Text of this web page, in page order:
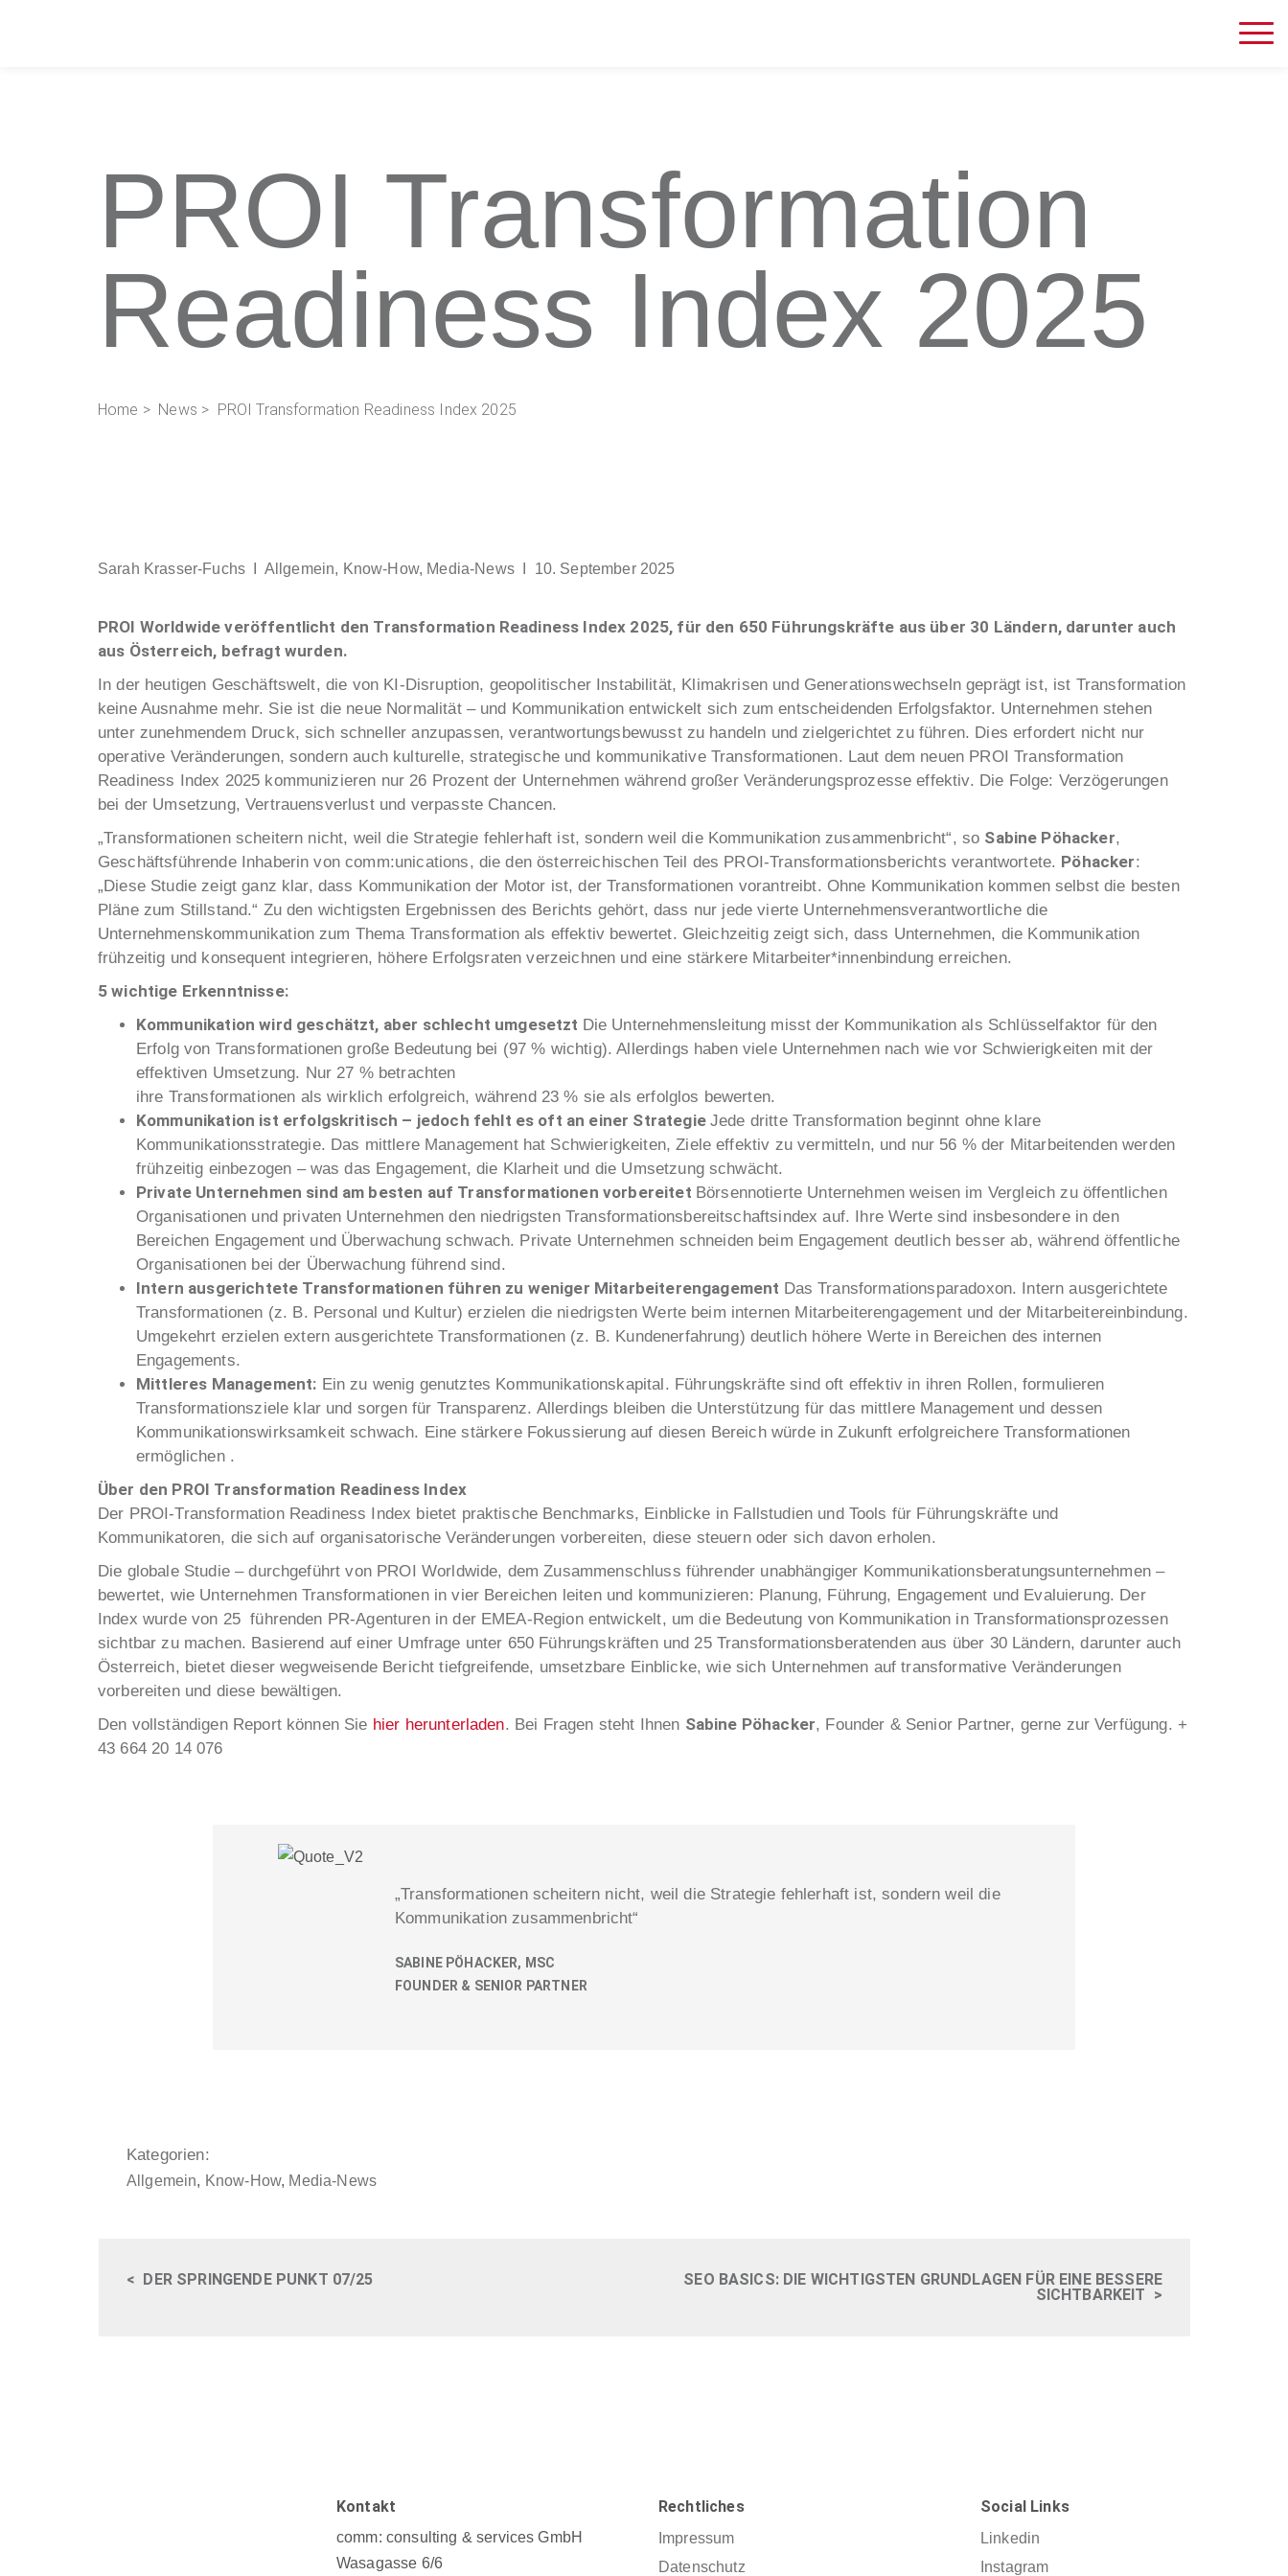
PROI Transformation
Readiness Index 2025
Home > News > PROI Transformation Readiness Index 2025
Sarah Krasser-Fuchs I Allgemein, Know-How, Media-NewsI 10. September 2025
PROI Worldwide veröffentlicht den Transformation Readiness Index 2025, für den 650 Führungskräfte aus über 30 Ländern, darunter auch
aus Österreich, befragt wurden.
In der heutigen Geschäftswelt, die von KI-Disruption, geopolitischer Instabilität, Klimakrisen und Generationswechseln geprägt ist, ist Transformation
keine Ausnahme mehr. Sie ist die neue Normalität – und Kommunikation entwickelt sich zum entscheidenden Erfolgsfaktor. Unternehmen stehen
unter zunehmendem Druck, sich schneller anzupassen, verantwortungsbewusst zu handeln und zielgerichtet zu führen. Dies erfordert nicht nur
operative Veränderungen, sondern auch kulturelle, strategische und kommunikative Transformationen. Laut dem neuen PROI Transformation
Readiness Index 2025 kommunizieren nur 26 Prozent der Unternehmen während großer Veränderungsprozesse effektiv. Die Folge: Verzögerungen
bei der Umsetzung, Vertrauensverlust und verpasste Chancen.
„Transformationen scheitern nicht, weil die Strategie fehlerhaft ist, sondern weil die Kommunikation zusammenbricht“, so Sabine Pöhacker,
Geschäftsführende Inhaberin von comm:unications, die den österreichischen Teil des PROI-Transformationsberichts verantwortete. Pöhacker:
„Diese Studie zeigt ganz klar, dass Kommunikation der Motor ist, der Transformationen vorantreibt. Ohne Kommunikation kommen selbst die besten
Pläne zum Stillstand.“ Zu den wichtigsten Ergebnissen des Berichts gehört, dass nur jede vierte Unternehmensverantwortliche die
Unternehmenskommunikation zum Thema Transformation als effektiv bewertet. Gleichzeitig zeigt sich, dass Unternehmen, die Kommunikation
frühzeitig und konsequent integrieren, höhere Erfolgsraten verzeichnen und eine stärkere Mitarbeiter*innenbindung erreichen.
5 wichtige Erkenntnisse:
Kommunikation wird geschätzt, aber schlecht umgesetzt Die Unternehmensleitung misst der Kommunikation als Schlüsselfaktor für den
Erfolg von Transformationen große Bedeutung bei (97 % wichtig). Allerdings haben viele Unternehmen nach wie vor Schwierigkeiten mit der
effektiven Umsetzung. Nur 27 % betrachten
ihre Transformationen als wirklich erfolgreich, während 23 % sie als erfolglos bewerten.
Kommunikation ist erfolgskritisch – jedoch fehlt es oft an einer Strategie Jede dritte Transformation beginnt ohne klare
Kommunikationsstrategie. Das mittlere Management hat Schwierigkeiten, Ziele effektiv zu vermitteln, und nur 56 % der Mitarbeitenden werden
frühzeitig einbezogen – was das Engagement, die Klarheit und die Umsetzung schwächt.
Private Unternehmen sind am besten auf Transformationen vorbereitet Börsennotierte Unternehmen weisen im Vergleich zu öffentlichen
Organisationen und privaten Unternehmen den niedrigsten Transformationsbereitschaftsindex auf. Ihre Werte sind insbesondere in den
Bereichen Engagement und Überwachung schwach. Private Unternehmen schneiden beim Engagement deutlich besser ab, während öffentliche
Organisationen bei der Überwachung führend sind.
Intern ausgerichtete Transformationen führen zu weniger Mitarbeiterengagement Das Transformationsparadoxon. Intern ausgerichtete
Transformationen (z. B. Personal und Kultur) erzielen die niedrigsten Werte beim internen Mitarbeiterengagement und der Mitarbeitereinbindung.
Umgekehrt erzielen extern ausgerichtete Transformationen (z. B. Kundenerfahrung) deutlich höhere Werte in Bereichen des internen
Engagements.
Mittleres Management: Ein zu wenig genutztes Kommunikationskapital. Führungskräfte sind oft effektiv in ihren Rollen, formulieren
Transformationsziele klar und sorgen für Transparenz. Allerdings bleiben die Unterstützung für das mittlere Management und dessen
Kommunikationswirksamkeit schwach. Eine stärkere Fokussierung auf diesen Bereich würde in Zukunft erfolgreichere Transformationen
ermöglichen .
Über den PROI Transformation Readiness Index
Der PROI-Transformation Readiness Index bietet praktische Benchmarks, Einblicke in Fallstudien und Tools für Führungskräfte und
Kommunikatoren, die sich auf organisatorische Veränderungen vorbereiten, diese steuern oder sich davon erholen.
Die globale Studie – durchgeführt von PROI Worldwide, dem Zusammenschluss führender unabhängiger Kommunikationsberatungsunternehmen –
bewertet, wie Unternehmen Transformationen in vier Bereichen leiten und kommunizieren: Planung, Führung, Engagement und Evaluierung. Der
Index wurde von 25 führenden PR-Agenturen in der EMEA-Region entwickelt, um die Bedeutung von Kommunikation in Transformationsprozessen
sichtbar zu machen. Basierend auf einer Umfrage unter 650 Führungskräften und 25 Transformationsberatenden aus über 30 Ländern, darunter auch
Österreich, bietet dieser wegweisende Bericht tiefgreifende, umsetzbare Einblicke, wie sich Unternehmen auf transformative Veränderungen
vorbereiten und diese bewältigen.
Den vollständigen Report können Sie hier herunterladen. Bei Fragen steht Ihnen Sabine Pöhacker, Founder & Senior Partner, gerne zur Verfügung. +
43 664 20 14 076
„Transformationen scheitern nicht, weil die Strategie fehlerhaft ist, sondern weil die
Kommunikation zusammenbricht“
SABINE PÖHACKER, MSC
FOUNDER & SENIOR PARTNER
Kategorien:
Allgemein, Know-How, Media-News
< DER SPRINGENDE PUNKT 07/25
SEO BASICS: DIE WICHTIGSTEN GRUNDLAGEN FÜR EINE BESSERE
SICHTBARKEIT >
Kontakt
comm: consulting & services GmbH
Wasagasse 6/6
Rechtliches
Impressum
Datenschutz
Social Links
Linkedin
Instagram